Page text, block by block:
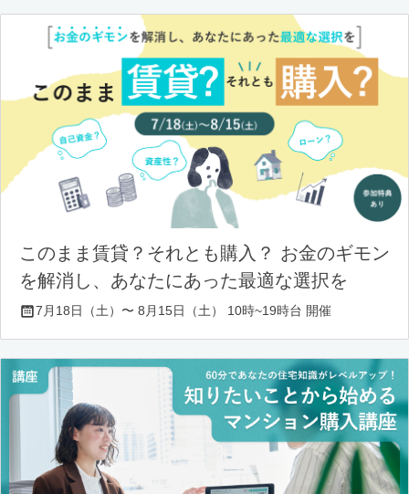
このまま賃貸？それとも購入？ お金のギモン
を解消し、あなたにあった最適な選択を
7月18日（土）〜 8月15日（土） 10時~19時台 開催